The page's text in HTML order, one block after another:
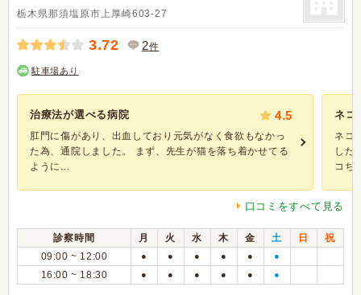
栃木県那須塩原市上厚崎603-27
3.72 2件
駐車場あり
治療法が選べる病院 4.5
肛門に傷があり、出血しており元気がなく食欲もなかっ
た為、通院しました。 まず、先生が猫を落ち着かせてる
ように...
ネコ
ネコ
した
コち
口コミをすべて見る
診察時間 月 火 水 木 金 土 日
祝
09:00 ~ 12:00
● ● ● ● ● ●
16:00 ~ 18:30 ● ● ● ● ● ●